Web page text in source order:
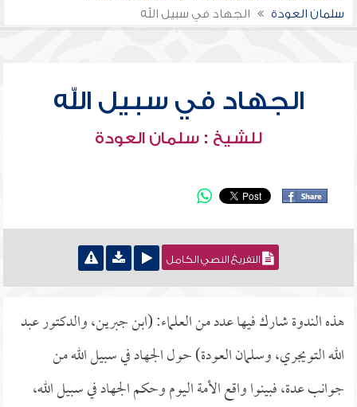
سلمان العودة
الجهاد في سبيل الله
الجهاد في سبيل الله
للشيخ : سلمان العودة
التفريغ النصي الكامل
هذه الندوة شارك فيها عدد من العلماء: (ابن جبرين، والدكتور عبد
الله التويجري، وسلمان العودة) حول الجهاد في سبيل الله من
جوانب عدة، فبينوا واقع الأمة اليوم وحكم الجهاد في سبيل الله،